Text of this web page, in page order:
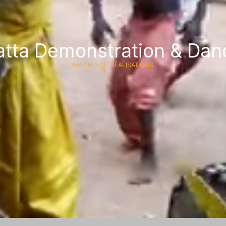
Demonstration &
MAKING OF, RÉALISATIONS